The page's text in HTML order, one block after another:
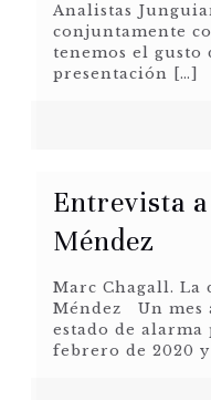
Analistas
conjuntamente
tenemos el
presentación […]
Entrevista
Méndez
Marc Chagall.
Méndez Un mes
estado de alarma
febrero de 2020 y